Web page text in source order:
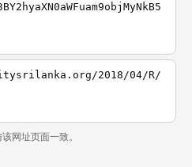
2018/04/R/
网址页面一致。